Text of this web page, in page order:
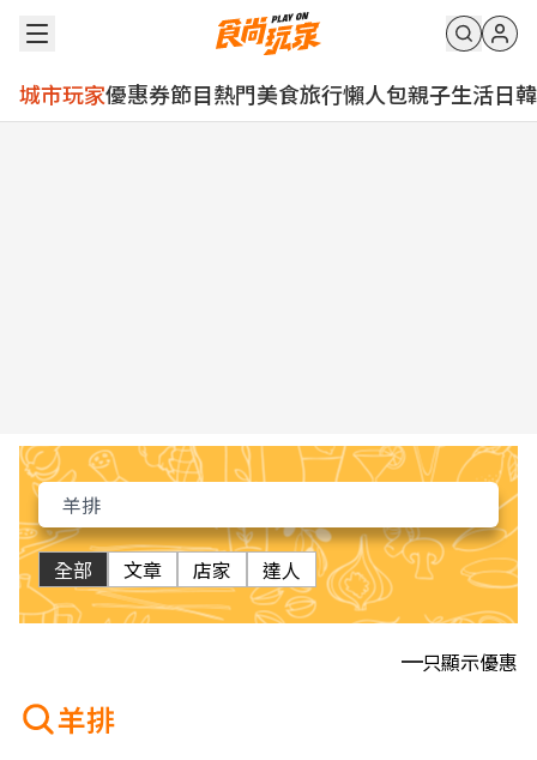
城市玩家優惠券節目熱門美食旅行懶人包親子生活日韓
全部 文章 店家 達人
只顯示優惠
羊排